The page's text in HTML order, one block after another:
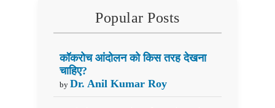
Popular Posts
कॉकरोच आंदोलन को किस तरह देखना
चाहिए?
by Dr. Anil Kumar Roy